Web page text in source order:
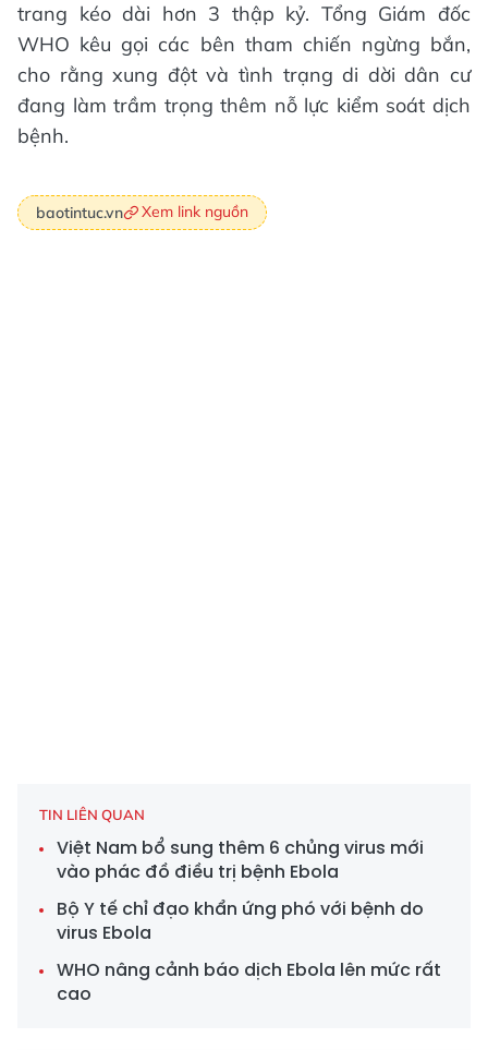
trang kéo dài hơn 3 thập kỷ. Tổng Giám đốc
WHO kêu gọi các bên tham chiến ngừng bắn,
cho rằng xung đột và tình trạng di dời dân cư
đang làm trầm trọng thêm nỗ lực kiểm soát dịch
bệnh.
baotintuc.vn Xem link nguồn
TIN LIÊN QUAN
Việt Nam bổ sung thêm 6 chủng virus mới
vào phác đồ điều trị bệnh Ebola
Bộ Y tế chỉ đạo khẩn ứng phó với bệnh do
virus Ebola
WHO nâng cảnh báo dịch Ebola lên mức rất
cao